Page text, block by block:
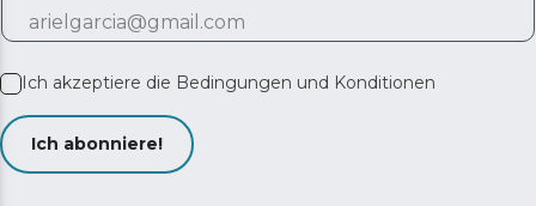
Ich akzeptiere die Bedingungen und Konditionen
Ich abonniere!